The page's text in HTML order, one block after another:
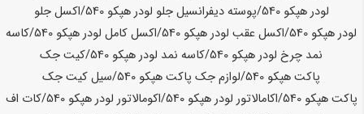
لودرهپکو 540 /پوسته دیفرانسیل جلو لودرهپکو 540
/اکسل جلو
لودرهپکو /اکسل عقب لودرهپکو /اکسل کامل لودرهپکو
/کاسه
نمد چرخ لودرهپکو /کاسه نمد لودرهپکو
/کیت جک
پاکتهپکو /لوازم جک پاکتهپکو
/سیل کیت جک
پاکتهپکو 540 /اکامالاتور لودرهپکو 540 /اکومالاتور لودرهپکو 540
/کات اف